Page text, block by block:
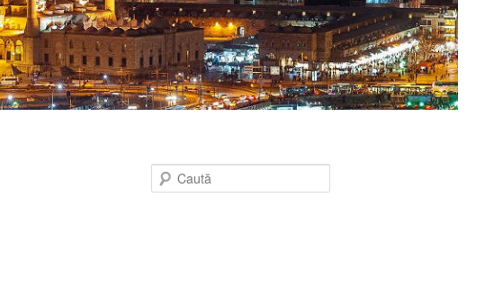
Caută